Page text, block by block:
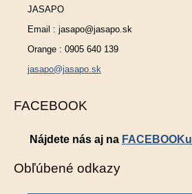
JASAPO
Email : jasapo@jasapo.sk
Orange : 0905 640 139
jasapo@jasapo.sk
FACEBOOK
Nájdete nás aj na FACEBOOKu
Obľúbené odkazy